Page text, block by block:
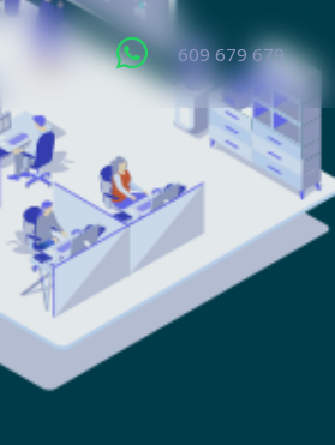
609 679 679